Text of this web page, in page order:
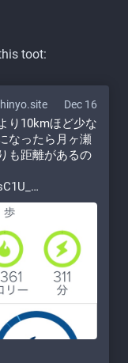
toot:
Dec 16
り10kmほど少な
なったら月ヶ瀬
も距離があるの